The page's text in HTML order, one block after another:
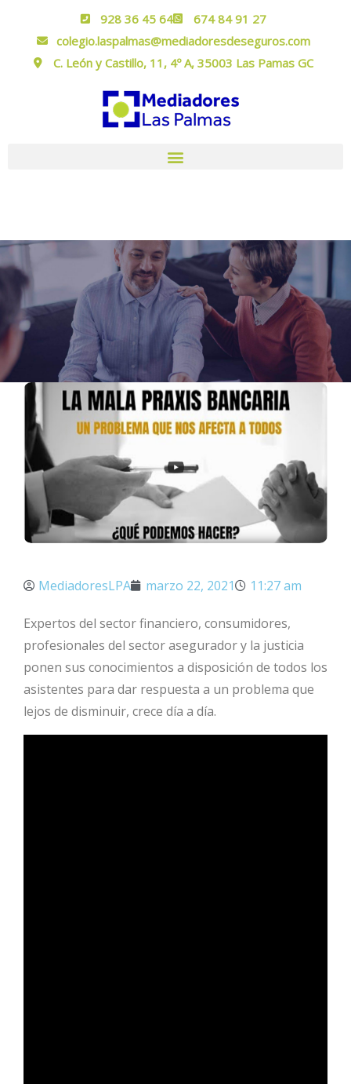
928 36 45 64
674 84 91 27
colegio.laspalmas@mediadoresdeseguros.com
C. León y Castillo, 11, 4º A, 35003 Las Pamas GC
MediadoresLPA marzo 22, 2021 11:27 am
Expertos del sector financiero, consumidores,
profesionales del sector asegurador y la justicia
ponen sus conocimientos a disposición de todos los
asistentes para dar respuesta a un problema que
lejos de disminuir, crece día a día.